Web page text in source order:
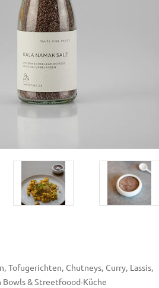
Tofugerichten, Chutneys, Curry, Lassis,
& Streetfoood-Küche